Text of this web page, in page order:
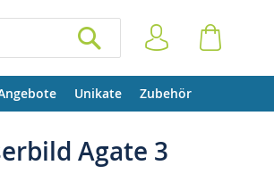
Anmelden
Unikate Zubehör
Agate 3